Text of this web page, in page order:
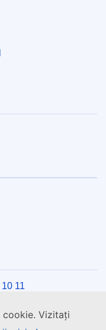
cookie. Vizitați
11